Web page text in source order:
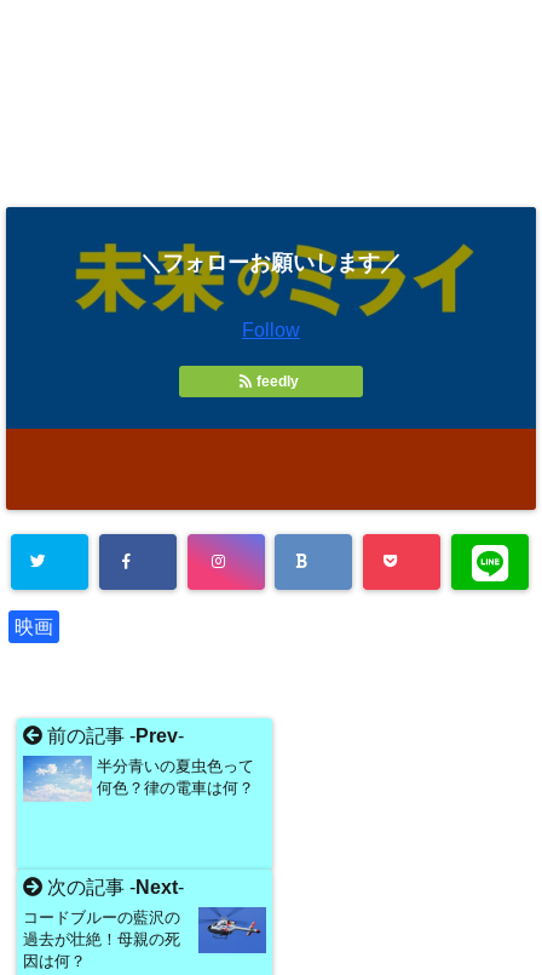
＼フォローお願いします／
Follow
feedly
映画
前の記事 -Prev-
半分青いの夏虫色って
何色？律の電車は何？
次の記事 -Next-
コードブルーの藍沢の
過去が壮絶！母親の死
因は何？